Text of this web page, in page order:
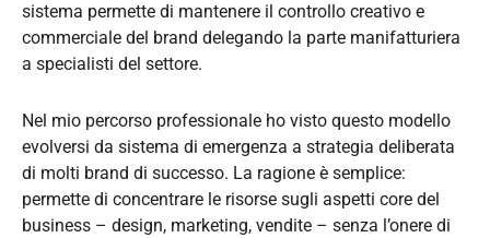
sistema permette di mantenere il controllo creativo e
commerciale del brand delegando la parte manifatturiera
a specialisti del settore.
Nel mio percorso professionale ho visto questo modello
evolversi da sistema di emergenza a strategia deliberata
di molti brand di successo. La ragione è semplice:
permette di concentrare le risorse sugli aspetti core del
business – design, marketing, vendite – senza l’onere di